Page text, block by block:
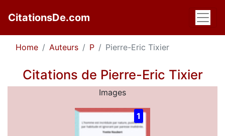
CitationsDe.com
Home Auteurs P Pierre-Eric Tixier
Citations de Pierre-Eric Tixier
Images
1